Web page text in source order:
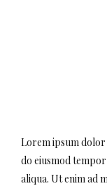
Lorem ipsum dolor
do eiusmod
aliqua. Ut enim ad